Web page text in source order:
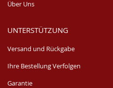
Über Uns
UNTERSTÜTZUNG
Versand und Rückgabe
Ihre Bestellung Verfolgen
Garantie